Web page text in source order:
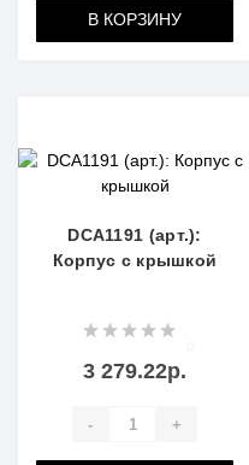
В КОРЗИНУ
DCA1191 (арт.):
Корпус с крышкой
3 279.22р.
- +